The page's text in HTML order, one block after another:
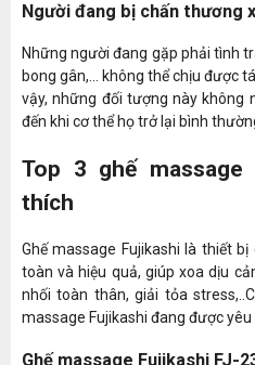
Người đang bị chấn thương
Những người đang gặp phải tình
bong gân,... không thể chịu được
vậy, những đối tượng này không
đến khi cơ thể họ trở lại bình
Top 3 ghế
thích
Ghế massage Fujikashi là thiết
toàn và hiệu quả, giúp xoa dịu
nhối toàn thân, giải tỏa
massage Fujikashi đang được
Ghế massage Fujikashi FJ-